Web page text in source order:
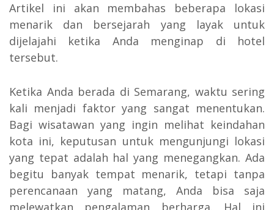
Artikel ini akan membahas beberapa lokasi
menarik dan bersejarah yang layak untuk
dijelajahi ketika Anda menginap di hotel
tersebut.
Ketika Anda berada di Semarang, waktu sering
kali menjadi faktor yang sangat menentukan.
Bagi wisatawan yang ingin melihat keindahan
kota ini, keputusan untuk mengunjungi lokasi
yang tepat adalah hal yang menegangkan. Ada
begitu banyak tempat menarik, tetapi tanpa
perencanaan yang matang, Anda bisa saja